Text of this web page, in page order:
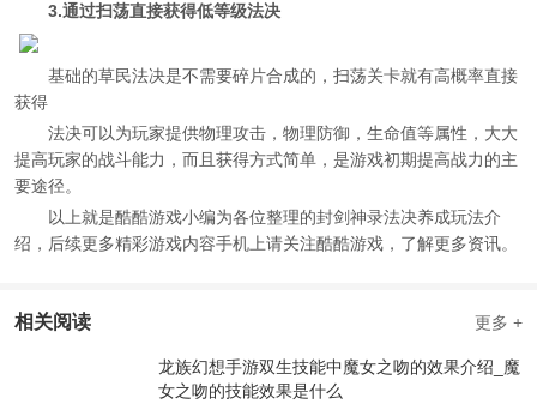
3.通过扫荡直接获得低等级法决
基础的草民法决是不需要碎片合成的，扫荡关卡就有高概率直接
获得
法决可以为玩家提供物理攻击，物理防御，生命值等属性，大大
提高玩家的战斗能力，而且获得方式简单，是游戏初期提高战力的主
要途径。
以上就是酷酷游戏小编为各位整理的封剑神录法决养成玩法介
绍，后续更多精彩游戏内容手机上请关注酷酷游戏，了解更多资讯。
相关阅读 更多 +
龙族幻想手游双生技能中魔女之吻的效果介绍_魔
女之吻的技能效果是什么